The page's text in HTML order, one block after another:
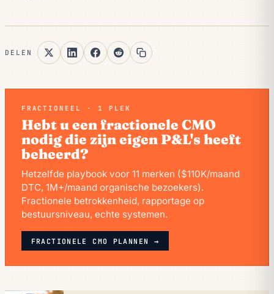
DELEN
FRACTIONEEL · 1 PLEK
Hebt u een fractionele CMO
nodig die zijn eigen P&L's heeft
beheerd?
Hetzelfde playbook voor 11 merken ($110K/maand
DTC, 1M+/maand organische bezoekers).
Fractionele betrokkenheid, rapportage op
bestuursniveau, echte systemen.
FRACTIONELE CMO PLANNEN →